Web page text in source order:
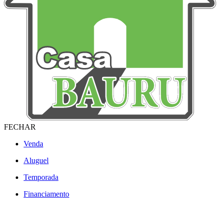
FECHAR
Venda
Aluguel
Temporada
Financiamento